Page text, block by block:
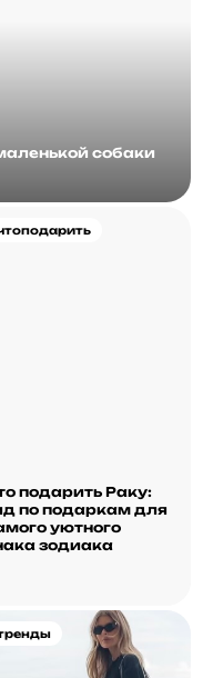
собаки
подарить Раку:
по подаркам для
уютного
зодиака